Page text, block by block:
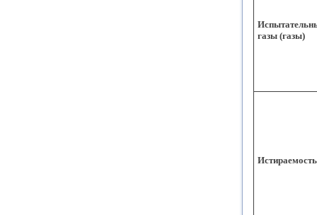
газы (газы)
Истираемость